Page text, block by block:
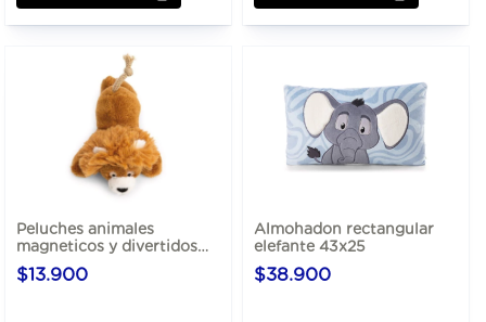
Peluches animales
magneticos y divertidos
nici 12cm
$13.900
Almohadon rectangular
elefante 43x25
$38.900